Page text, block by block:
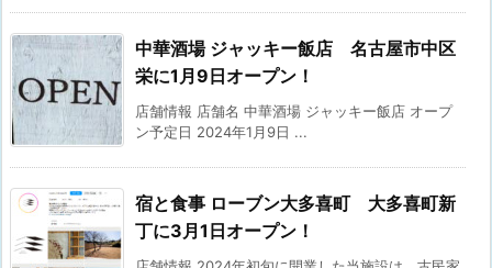
中華酒場 ジャッキー飯店 名古屋市中区
栄に1月9日オープン！
店舗情報 店舗名 中華酒場 ジャッキー飯店 オープ
ン予定日 2024年1月9日 ...
宿と食事 ローブン大多喜町 大多喜町新
丁に3月1日オープン！